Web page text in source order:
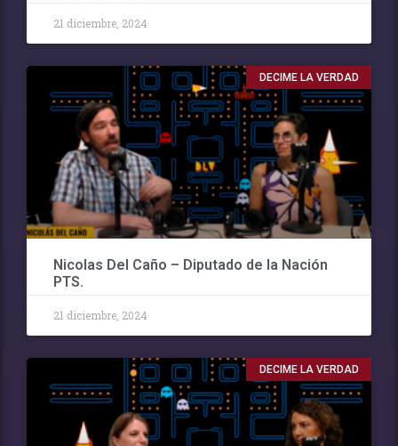
21 diciembre, 2024
DECIME LA VERDAD
Nicolas Del Caño – Diputado de la Nación
PTS.
21 diciembre, 2024
DECIME LA VERDAD